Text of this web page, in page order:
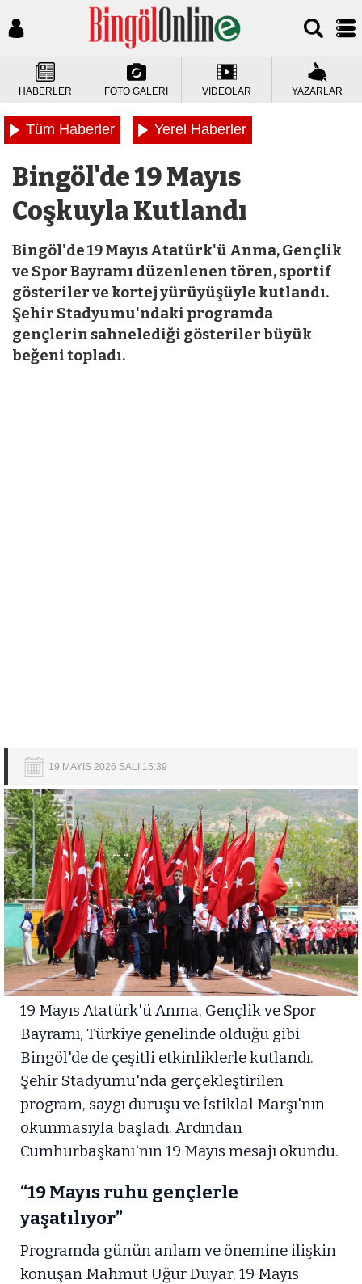
HABERLER FOTO GALERİ VİDEOLAR YAZARLAR
Tüm Haberler Yerel Haberler
Bingöl'de 19 Mayıs
Coşkuyla Kutlandı
Bingöl'de 19 Mayıs Atatürk'ü Anma, Gençlik
ve Spor Bayramı düzenlenen tören, sportif
gösteriler ve kortej yürüyüşüyle kutlandı.
Şehir Stadyumu'ndaki programda
gençlerin sahnelediği gösteriler büyük
beğeni topladı.
19 MAYIS 2026 SALI 15:39
19 Mayıs Atatürk'ü Anma, Gençlik ve Spor
Bayramı, Türkiye genelinde olduğu gibi
Bingöl'de de çeşitli etkinliklerle kutlandı.
Şehir Stadyumu'nda gerçekleştirilen
program, saygı duruşu ve İstiklal Marşı'nın
okunmasıyla başladı. Ardından
Cumhurbaşkanı'nın 19 Mayıs mesajı okundu.
“19 Mayıs ruhu gençlerle
yaşatılıyor”
Programda günün anlam ve önemine ilişkin
konuşan Mahmut Uğur Duyar, 19 Mayıs